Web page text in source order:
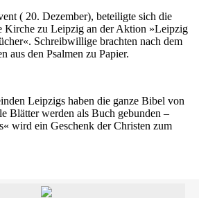
( 20. Dezember), beteiligte sich die
Kirche zu Leipzig an der Aktion »Leipzig
Schreibwillige brachten nach dem
aus den Psalmen zu Papier.
Leipzigs haben die ganze Bibel von
Blätter werden als Buch gebunden –
wird ein Geschenk der Christen zum